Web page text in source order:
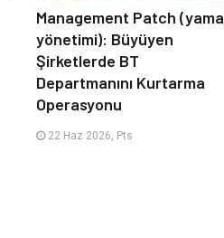
Management Patch (yama
yönetimi): Büyüyen
Şirketlerde BT
Departmanını Kurtarma
Operasyonu
22 Haz 2026, Pts